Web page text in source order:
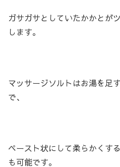
ガサガサとしていたかかとが
します。
マッサージソルトはお湯を足
で、
ペースト状にして柔らかくす
も可能です。